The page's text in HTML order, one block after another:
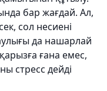
бар жағдай. Ал,
сол несиені
да нашарлай
ғана емес,
стресс дейді